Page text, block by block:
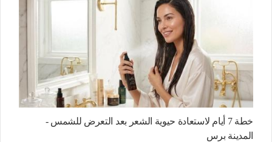
خطة 7 أيام لاستعادة حيوية الشعر بعد التعرض للشمس -
المدينة برس